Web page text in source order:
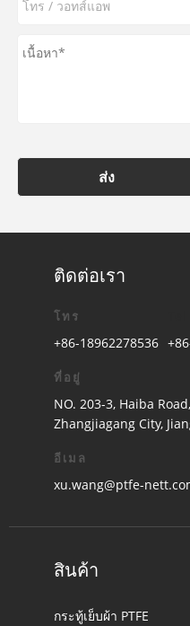
ส่ง
ติดต่อเรา
โทร
+86-18962278536
ที่อยู่
NO. 203-3, Haiba
Zhangjiagang City,
อีเมล
xu.wang@ptfe-
สินค้า
กระทู้เย็บผ้า PTFE